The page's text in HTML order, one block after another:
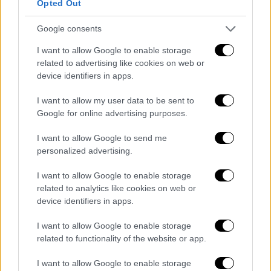
Opted Out
Google consents
I want to allow Google to enable storage
related to advertising like cookies on web or
device identifiers in apps.
I want to allow my user data to be sent to
Google for online advertising purposes.
I want to allow Google to send me
personalized advertising.
I want to allow Google to enable storage
related to analytics like cookies on web or
device identifiers in apps.
I want to allow Google to enable storage
related to functionality of the website or app.
I want to allow Google to enable storage
— Greece in Lebanon
(@GreeceinLebanon)
Η ελληνική συνδρομή διαρθρώνεται σε τρεις
κεντρικούς άξονες:
1. Οικονομική ενίσχυση μέσω ΟΗΕ. Η Ελλάδα
διέθεσε το ποσό των 300.000 ευρώ ως
Ανθρωπιστικό Ταμείο για τον Λίβανο του
Γραφείου Συντονισμού Ανθρωπιστικών
Υποθέσεων των Ηνωμένων Εθνών (OCHA). Η
κίνηση αυτή διασφαλίζει την άμεση
χρηματοδότηση των δράσεων πεδίου για την
ανακούφιση των πληγέντων.
2. Ενίσχυση του τομέα υγείας του Λιβάνου.
Σε στενή συνεργασία με τον Παγκόσμιο